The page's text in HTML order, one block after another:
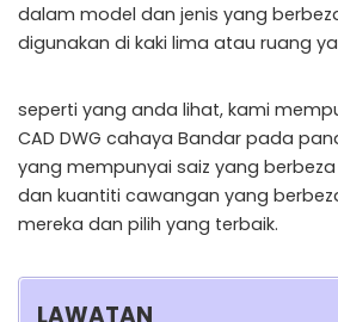
dalam model dan jenis yang
digunakan di kaki lima atau ruang
seperti yang anda lihat, kami
CAD DWG cahaya Bandar pada
yang mempunyai saiz yang
dan kuantiti cawangan yang
mereka dan pilih yang terbaik.
LAWATAN